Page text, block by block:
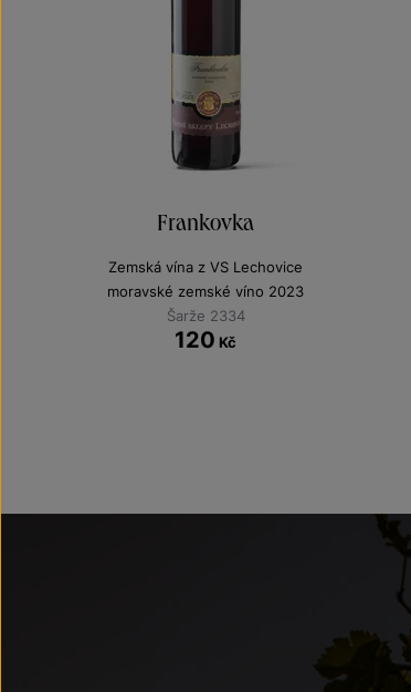
Frankovka
Zemská vína z VS Lechovice
moravské zemské víno 2023
Šarže 2334
120 Kč